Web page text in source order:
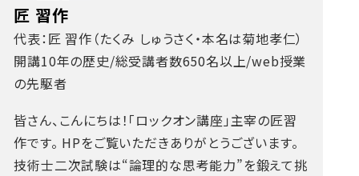
匠 習作
代表：匠 習作（たくみ しゅうさく・本名は菊地孝仁）
開講10年の歴史/総受講者数650名以上/web授業
の先駆者
皆さん、こんにちは！「ロックオン講座」主宰の匠習
作です。 HPをご覧いただきありがとうございます。
技術士二次試験は“論理的な思考能力”を鍛えて挑